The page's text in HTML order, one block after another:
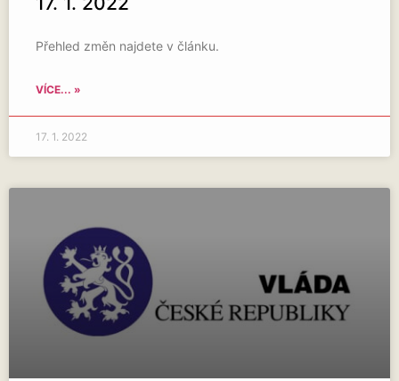
Přehled změn najdete v článku.
VÍCE... »
17. 1. 2022